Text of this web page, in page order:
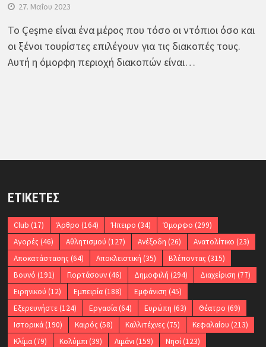
27. Μαΐου 2023
Το Çeşme είναι ένα μέρος που τόσο οι ντόπιοι όσο και
οι ξένοι τουρίστες επιλέγουν για τις διακοπές τους.
Αυτή η όμορφη περιοχή διακοπών είναι…
ΕΤΙΚΈΤΕΣ
Club (17) Άρθρο (164) Ήπειρο (34) Όμορφο (299)
Αγορές (46) Αθλητισμού (127) Ανέξοδη (26) Ανατολίτικο (23)
Αποκατάστασης (64) Αποκλειστική (35) Βλέποντας (315)
Βουνό (191) Γιορτάσουν(46) Δημοφιλή (294) Διαχείριση (77)
Ειρηνικού (12) Εμπειρία(188) Εμφάνιση (45)
Εξερευνήστε(124) Εργασία(64) Ευρώπη (63) Θέατρο (69)
Ιστορικά(190) Καιρός (58) Καλλιτέχνες (75) Κεφαλαίου (213)
Κλίμα(79) Κολύμπι(39) Λιμάνι(159) Νησί(123)